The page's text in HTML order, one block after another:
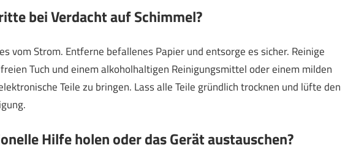
bei Verdacht auf Schimmel?
vom Strom. Entferne befallenes Papier und entsorge es sicher. Reinige
Tuch und einem alkoholhaltigen Reinigungsmittel oder einem milden
Teile zu bringen. Lass alle Teile gründlich trocknen und lüfte den
Hilfe holen oder das Gerät austauschen?